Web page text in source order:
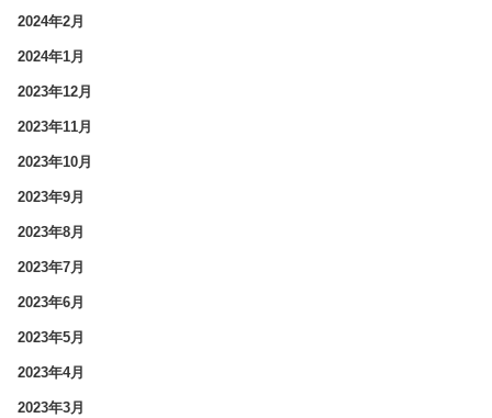
2024年2月
2024年1月
2023年12月
2023年11月
2023年10月
2023年9月
2023年8月
2023年7月
2023年6月
2023年5月
2023年4月
2023年3月